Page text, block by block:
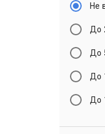
Не
До
До
До
До